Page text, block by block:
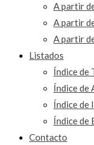
A partir
A partir
A partir
Listados
Índice de
Índice de
Índice de
Índice de
Contacto